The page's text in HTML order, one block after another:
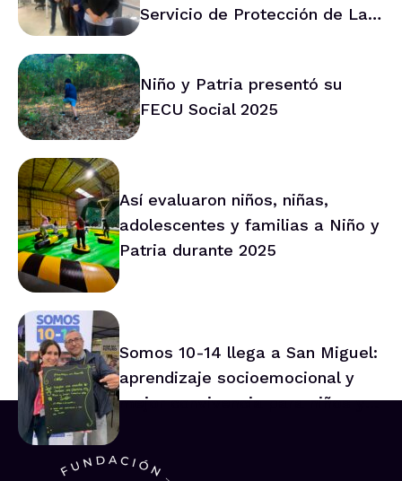
Servicio de Protección de La
Niño y Patria presentó su
FECU Social 2025
Así evaluaron niños, niñas,
adolescentes y familias a Niño y
Patria durante 2025
Somos 10-14 llega a San Miguel:
aprendizaje socioemocional y
mejor convivencia para niños y